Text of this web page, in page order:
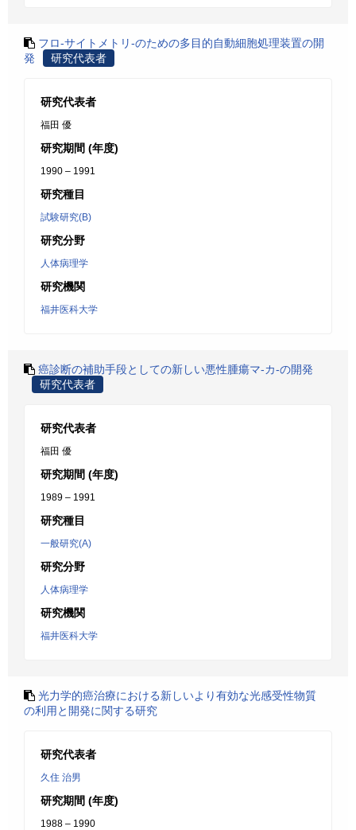
フロ-サイトメトリ-のための多目的自動細胞処理装置の開
発
研究代表者
研究代表者
福田 優
研究期間 (年度)
1990 – 1991
研究種目
試験研究(B)
研究分野
人体病理学
研究機関
福井医科大学
癌診断の補助手段としての新しい悪性腫瘍マ-カ-の開発
研究代表者
研究代表者
福田 優
研究期間 (年度)
1989 – 1991
研究種目
一般研究(A)
研究分野
人体病理学
研究機関
福井医科大学
光力学的癌治療における新しいより有効な光感受性物質
の利用と開発に関する研究
研究代表者
久住 治男
研究期間 (年度)
1988 – 1990